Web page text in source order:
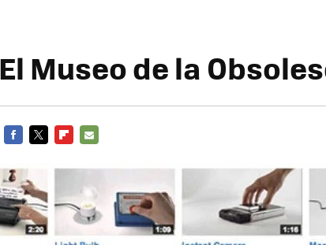
Museo de la
MAIL